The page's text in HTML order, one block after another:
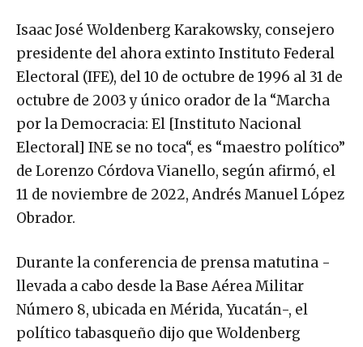
Isaac José Woldenberg Karakowsky, consejero
presidente del ahora extinto Instituto Federal
Electoral (IFE), del 10 de octubre de 1996 al 31 de
octubre de 2003 y único orador de la “Marcha
por la Democracia: El [Instituto Nacional
Electoral] INE se no toca“, es “maestro político”
de Lorenzo Córdova Vianello, según afirmó, el
11 de noviembre de 2022, Andrés Manuel López
Obrador.
Durante la conferencia de prensa matutina -
llevada a cabo desde la Base Aérea Militar
Número 8, ubicada en Mérida, Yucatán-, el
político tabasqueño dijo que Woldenberg